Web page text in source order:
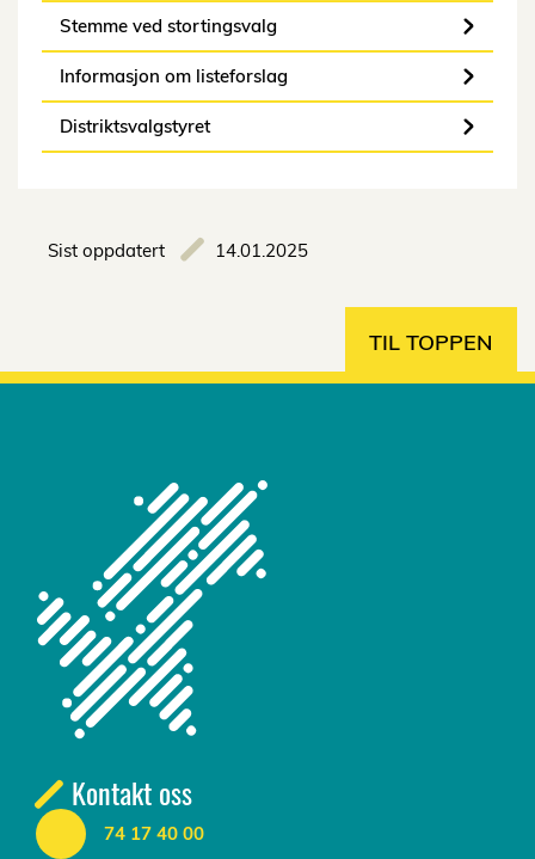
Stemme ved stortingsvalg
Informasjon om listeforslag
Distriktsvalgstyret
Sist oppdatert 14.01.2025
TIL TOPPEN
Kontakt oss
74 17 40 00